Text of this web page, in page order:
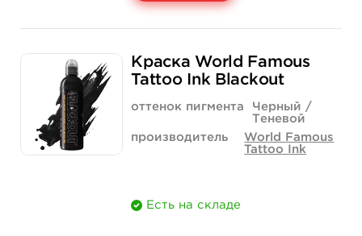
Количество
1 400 руб.
купить
3 900 руб.
купить
Краска World Famous
Tattoo Ink Blackout
оттенок пигмента
Черный /
Теневой
производитель
World Famous
Tattoo Ink
Есть на складе